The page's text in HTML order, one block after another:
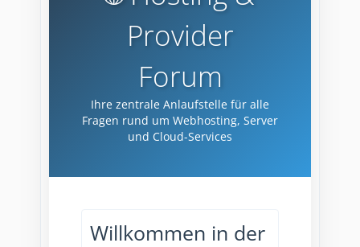
Provider
Forum
Ihre zentrale Anlaufstelle für alle
Fragen rund um Webhosting, Server
und Cloud-Services
Willkommen in der